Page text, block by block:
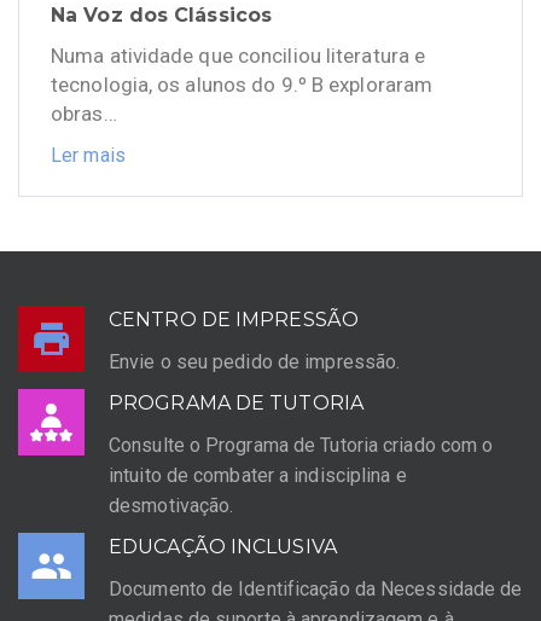
Na Voz dos Clássicos
Numa atividade que conciliou literatura e
tecnologia, os alunos do 9.º B exploraram
obras…
Ler mais
CENTRO DE IMPRESSÃO
Envie o seu pedido de impressão.
PROGRAMA DE TUTORIA
Consulte o Programa de Tutoria criado com o
intuito de combater a indisciplina e
desmotivação.
EDUCAÇÃO INCLUSIVA
Documento de Identificação da Necessidade de